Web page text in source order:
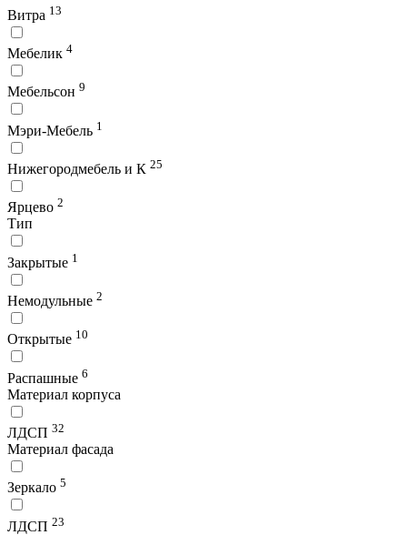
Витра 13
Мебелик 4
Мебельсон 9
Мэри-Мебель 1
Нижегородмебель и К 25
Ярцево 2
Тип
Закрытые 1
Немодульные 2
Открытые 10
Распашные 6
Материал корпуса
ЛДСП 32
Материал фасада
Зеркало 5
ЛДСП 23